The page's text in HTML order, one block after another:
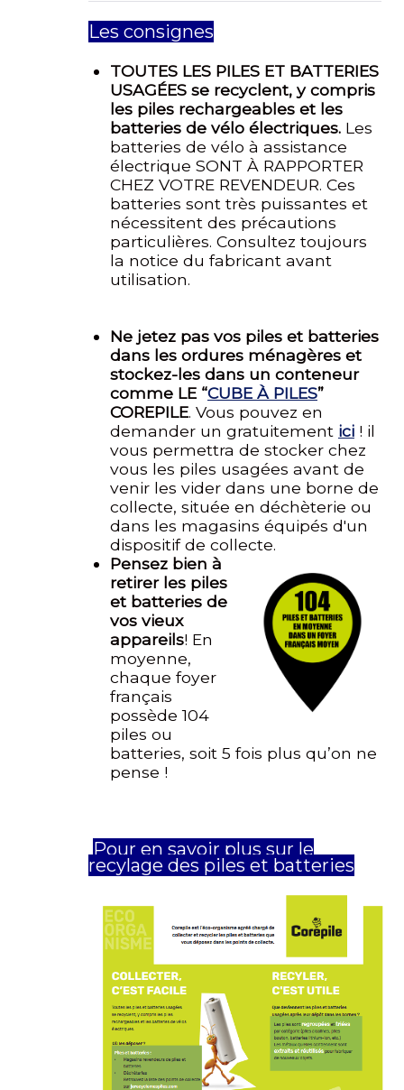
Les consignes
TOUTES LES PILES ET BATTERIES
USAGÉES se recyclent, y compris
les piles rechargeables et les
batteries de vélo électriques. Les
batteries de vélo à assistance
électrique SONT À RAPPORTER
CHEZ VOTRE REVENDEUR. Ces
batteries sont très puissantes et
nécessitent des précautions
particulières. Consultez toujours
la notice du fabricant avant
utilisation.
Ne jetez pas vos piles et batteries
dans les ordures ménagères et
stockez-les dans un conteneur
comme LE “CUBE À PILES”
COREPILE. Vous pouvez en
demander un gratuitement ici ! il
vous permettra de stocker chez
vous les piles usagées avant de
venir les vider dans une borne de
collecte, située en déchèterie ou
dans les magasins équipés d'un
dispositif de collecte.
Pensez bien à
retirer les piles
et batteries de
vos vieux
appareils! En
moyenne,
chaque foyer
français
possède 104
piles ou
batteries, soit 5 fois plus qu’on ne
pense !
Pour en savoir plus sur le
recylage des piles et batteries